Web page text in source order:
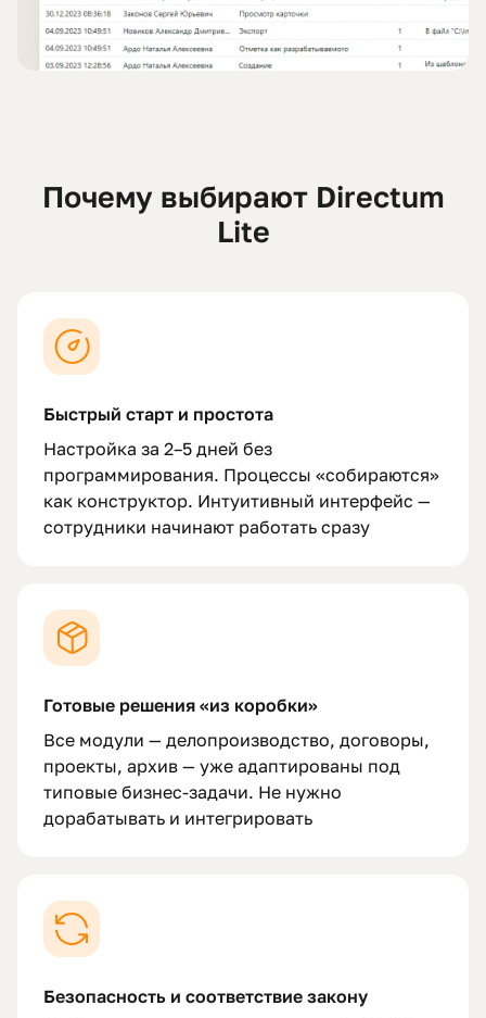
Почему выбирают Directum
Lite
Быстрый старт и простота
Настройка за 2–5 дней без
программирования. Процессы «собираются»
как конструктор. Интуитивный интерфейс —
сотрудники начинают работать сразу
Готовые решения «из коробки»
Все модули — делопроизводство, договоры,
проекты, архив — уже адаптированы под
типовые бизнес-задачи. Не нужно
дорабатывать и интегрировать
Безопасность и соответствие закону